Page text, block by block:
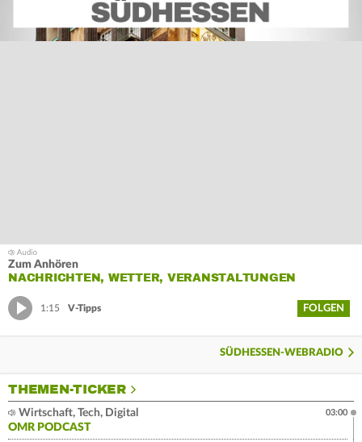
Zum Anhören
NACHRICHTEN, WETTER, VERANSTALTUNGEN
1:15 V-Tipps FOLGEN
SÜDHESSEN-WEBRADIO
THEMEN-TICKER
Wirtschaft, Tech, Digital
OMR PODCAST
03:00